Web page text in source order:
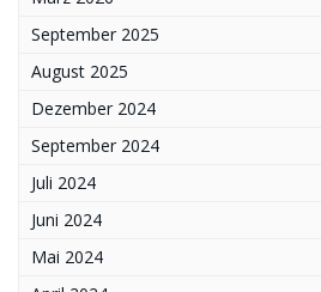
September 2025
August 2025
Dezember 2024
September 2024
Juli 2024
Juni 2024
Mai 2024